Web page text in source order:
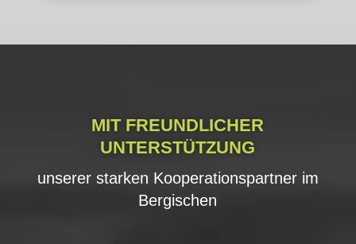
MIT FREUNDLICHER
UNTERSTÜTZUNG
unserer starken Kooperationspartner im
Bergischen